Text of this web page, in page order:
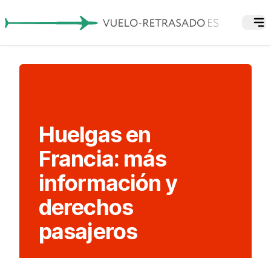
Huelgas en
Francia: más
información y
derechos
pasajeros